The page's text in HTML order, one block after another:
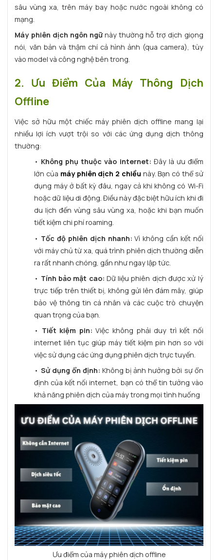
sâu vùng xa, trên máy bay hoặc nước ngoài không có
mạng.
Máy phiên dịch ngôn ngữnày thường hỗ trợ dịch giọng
nói, văn bản và thậm chí cả hình ảnh (qua camera), tùy
vào model và công nghệ bên trong.
2. Ưu Điểm Của Máy Thông Dịch
Offline
Việc sở hữu một chiếc máy phiên dịch offline mang lại
nhiều lợi ích vượt trội so với các ứng dụng dịch thông
thường:
• Không phụ thuộc vào internet: Đây là ưu điểm
lớn của máy phiên dịch 2 chiều này. Bạn có thể sử
dụng máy ở bất kỳ đâu, ngay cả khi không có Wi-Fi
hoặc dữ liệu di động. Điều này đặc biệt hữu ích khi đi
du lịch đến vùng sâu vùng xa, hoặc khi bạn muốn
tiết kiệm chi phí roaming.
• Tốc độ phiên dịch nhanh:Vì không cần kết nối
với máy chủ từ xa, quá trình phiên dịch thường diễn
ra rất nhanh chóng, gần như ngay lập tức.
• Tính bảo mật cao: Dữ liệu phiên dịch được xử lý
trực tiếp trên thiết bị, không gửi lên đám mây, giúp
bảo vệ thông tin cá nhân và các cuộc trò chuyện
quan trọng của bạn.
• Tiết kiệm pin: Việc không phải duy trì kết nối
internet liên tục giúp máy tiết kiệm pin hơn so với
việc sử dụng các ứng dụng phiên dịch trực tuyến.
• Sử dụng ổn định: Không bị ảnh hưởng bởi sự ổn
định của kết nối internet, bạn có thể tin tưởng vào
khả năng phiên dịch của máy trong mọi tình huống
Ưu điểm của máy phiên dịch offline